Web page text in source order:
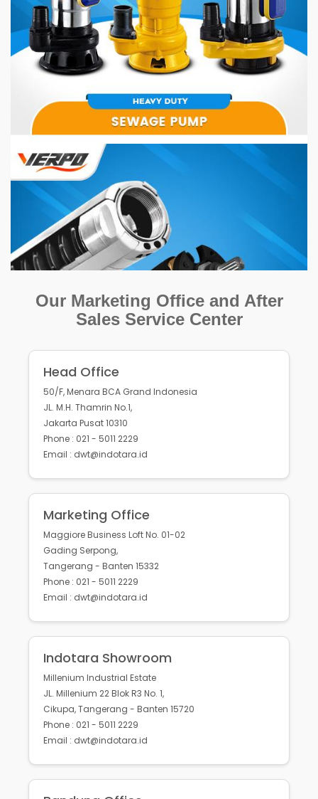
Our Marketing Office and After
Sales Service Center
Head Office
50/F, Menara BCA Grand Indonesia
JL. M.H. Thamrin No.1,
Jakarta Pusat 10310
Phone : 021 - 5011 2229
Email : dwt@indotara.id
Marketing Office
Maggiore Business Loft No. 01-02
Gading Serpong,
Tangerang - Banten 15332
Phone : 021 - 5011 2229
Email : dwt@indotara.id
Indotara Showroom
Millenium Industrial Estate
JL. Millenium 22 Blok R3 No. 1,
Cikupa, Tangerang - Banten 15720
Phone : 021 - 5011 2229
Email : dwt@indotara.id